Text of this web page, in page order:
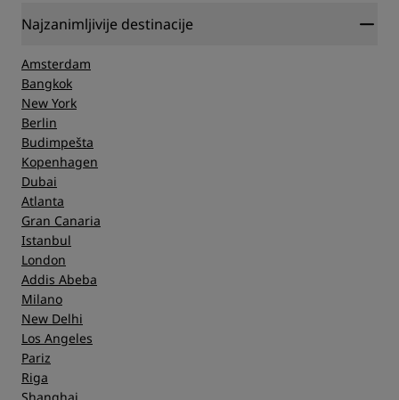
Najzanimljivije destinacije
Amsterdam
Bangkok
New York
Berlin
Budimpešta
Kopenhagen
Dubai
Atlanta
Gran Canaria
Istanbul
London
Addis Abeba
Milano
New Delhi
Los Angeles
Pariz
Riga